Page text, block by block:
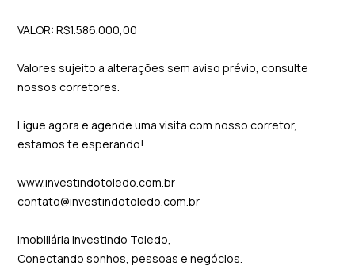
VALOR: R$1.586.000,00
Valores sujeito a alterações sem aviso prévio, consulte
nossos corretores.
Ligue agora e agende uma visita com nosso corretor,
estamos te esperando!
www.investindotoledo.com.br
contato@investindotoledo.com.br
Imobiliária Investindo Toledo,
Conectando sonhos, pessoas e negócios.